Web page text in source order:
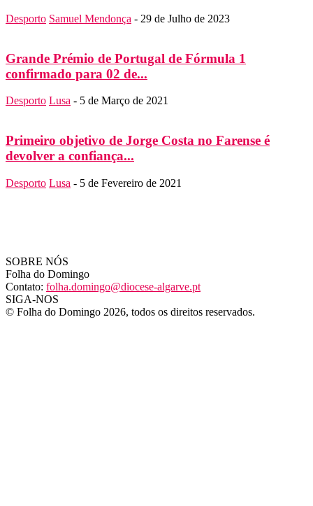
Desporto Samuel Mendonça - 29 de Julho de 2023
Grande Prémio de Portugal de Fórmula 1
confirmado para 02 de...
Desporto Lusa - 5 de Março de 2021
Primeiro objetivo de Jorge Costa no Farense é
devolver a confiança...
Desporto Lusa - 5 de Fevereiro de 2021
SOBRE NÓS
Folha do Domingo
Contato: folha.domingo@diocese-algarve.pt
SIGA-NOS
© Folha do Domingo 2026, todos os direitos reservados.